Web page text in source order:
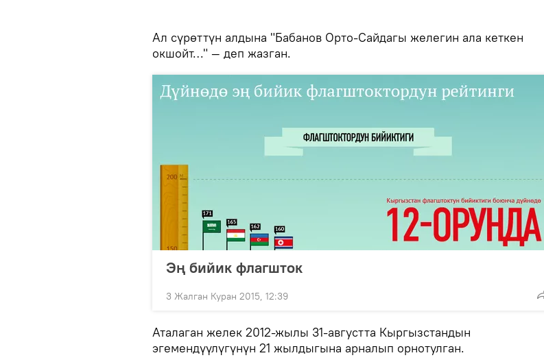
Ал сүрөттүн алдына "Бабанов Орто-Сайдагы желегин ала кеткен
окшойт…" — деп жазган.
Эң бийик флагшток
3 Жалган Куран 2015, 12:39
Аталаган желек 2012-жылы 31-августта Кыргызстандын
эгемендүүлүгүнүн 21 жылдыгына арналып орнотулган.